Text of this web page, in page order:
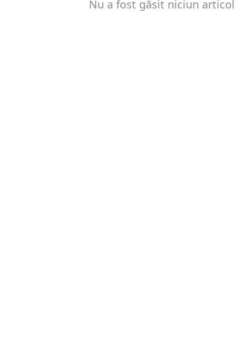
Nu a fost găsit niciun articol